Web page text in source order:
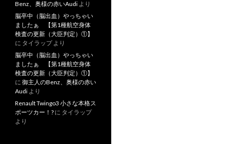
Benz、奥様の赤いAudi より
脳卒中（脳出血）やっちゃい
ましたぁ 【第1種航空身体
検査の更新（大臣判定）①】
に タイラップより
脳卒中（脳出血）やっちゃい
ましたぁ 【第1種航空身体
検査の更新（大臣判定）①】
に 御主人のBenz、奥様の赤い
Audi より
Renault Twingo3 小さな本格ス
ポーツカー！? に タイラップ
より